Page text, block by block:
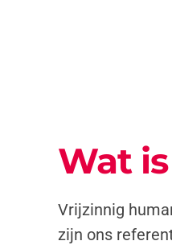
Wat
Vrijzinnig
zijn ons